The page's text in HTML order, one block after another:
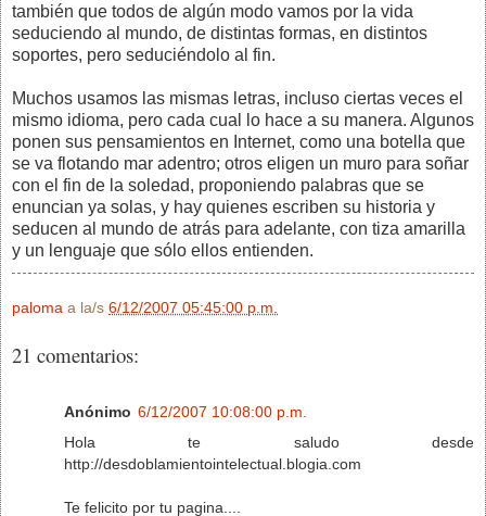
también que todos de algún modo vamos por la vida
seduciendo al mundo, de distintas formas, en distintos
soportes, pero seduciéndolo al fin.
Muchos usamos las mismas letras, incluso ciertas veces el
mismo idioma, pero cada cual lo hace a su manera. Algunos
ponen sus pensamientos en Internet, como una botella que
se va flotando mar adentro; otros eligen un muro para soñar
con el fin de la soledad, proponiendo palabras que se
enuncian ya solas, y hay quienes escriben su historia y
seducen al mundo de atrás para adelante, con tiza amarilla
y un lenguaje que sólo ellos entienden.
paloma a la/s 6/12/2007 05:45:00 p.m.
21 comentarios:
Anónimo 6/12/2007 10:08:00 p.m.
Hola te saludo desde
http://desdoblamientointelectual.blogia.com
Te felicito por tu pagina....